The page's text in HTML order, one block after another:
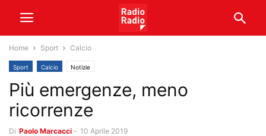
Home Sport Calcio
Sport Calcio Notizie
Più emergenze, meno
ricorrenze
Di Paolo Marcacci - 10 Aprile 2019